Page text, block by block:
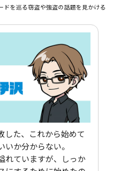
ドを巡る窃盗や強盗の話題を見かける
した、これから始めて
か分からない。
れていますが、しっか